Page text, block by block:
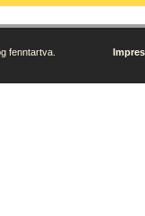
fenntartva.